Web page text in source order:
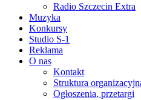
Radio Szczecin Extra
Muzyka
Konkursy
Studio S-1
Reklama
O nas
Kontakt
Struktura
Ogłoszenia, przetargi